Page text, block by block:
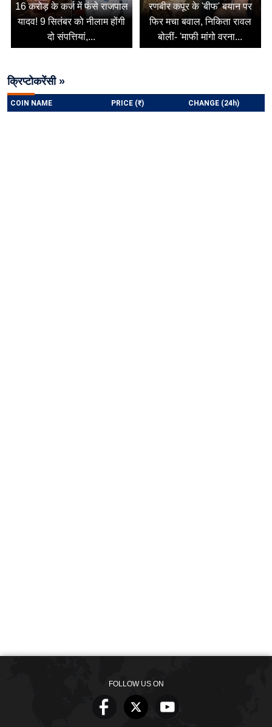
16 करोड़ के कर्ज में फंसे राजपाल
यादव! 9 सितंबर को नीलाम होंगी
दो संपत्तियां,...
रणबीर कपूर के 'बीफ' बयान पर
फिर मचा बवाल, निकिता रावल
बोलीं- 'माफी मांगो वरना...
क्रिप्टोकरेंसी »
FOLLOW US ON